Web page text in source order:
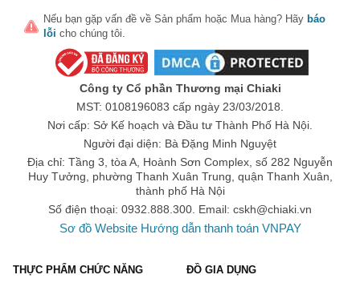
Touken Ranbu
Kuroshitsuji Hắc quản gia
Yuri on Ice
Sakura
Vocaloid Miku
Love Live
Fate Grand Order
No game No life
Nếu bạn gặp vấn đề về Sản phẩm hoặc Mua hàng? Hãy báo
lỗi cho chúng tôi.
Công ty Cổ phần Thương mại Chiaki
MST: 0108196083 cấp ngày 23/03/2018.
Nơi cấp: Sở Kế hoạch và Đầu tư Thành Phố Hà Nội.
Người đại diện: Bà Đặng Minh Nguyệt
Địa chỉ: Tầng 3, tòa A, Hoành Sơn Complex, số 282 Nguyễn
Huy Tưởng, phường Thanh Xuân Trung, quận Thanh Xuân,
thành phố Hà Nội
Số điện thoại: 0932.888.300. Email: cskh@chiaki.vn
Sơ đồ Website Hướng dẫn thanh toán VNPAY
THỰC PHẨM CHỨC NĂNG ĐỒ GIA DỤNG